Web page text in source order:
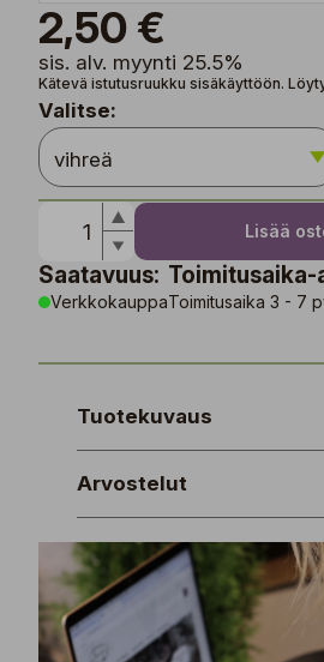
2,50 €
sis. alv. myynti 25.5%
Kätevä istutusruukku sisäkäyttöön.
Valitse:
Lisää
Saatavuus:
Verkkokauppa
Toimitusaika-
Toimitusaika 3 - 7
Tuotekuvaus
Arvostelut